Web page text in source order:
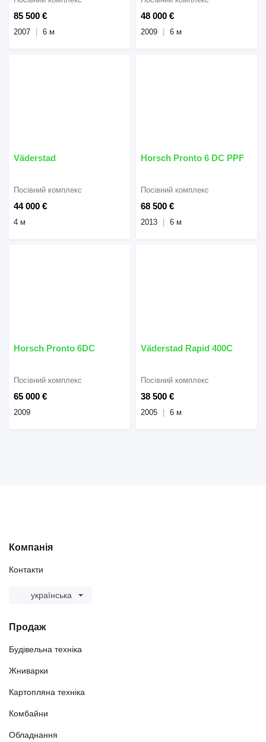
85 500 €
2007 6 м
48 000 €
2009 6 м
Väderstad
44 000 €
Посівний комплекс
4 м
Horsch Pronto 6 DC PPF
68 500 €
Посівний комплекс
2013 6 м
Horsch Pronto 6DC
65 000 €
Посівний комплекс
2009
Väderstad Rapid 400C
38 500 €
Посівний комплекс
2005 6 м
Компанія
Контакти
українська
Продаж
Будівельна техніка
Жниварки
Картопляна техніка
Комбайни
Обладнання